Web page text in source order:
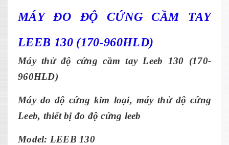
MÁY ĐO ĐỘ CỨNG CẦM TAY
LEEB 130 (170-960HLD)
Máy thử độ cứng cầm tay Leeb 130 (170-
960HLD)
Máy đo độ cứng kim loại, máy thử độ cứng
Leeb, thiết bị đo độ cứng leeb
Model: LEEB 130